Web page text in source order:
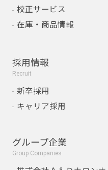
校正サービス
在庫・商品情報
採用情報
Recruit
新卒採用
キャリア採用
グループ企業
Group Companies